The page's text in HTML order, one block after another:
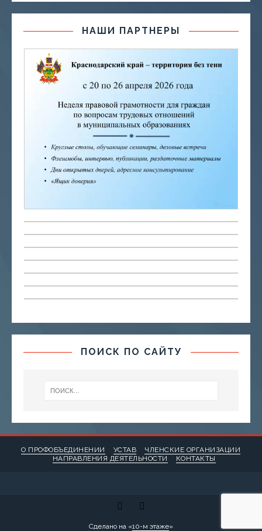
НАШИ ПАРТНЕРЫ
ПОИСК ПО САЙТУ
О ПРОФОБЪЕДИНЕНИИ УСТАВ
ЧЛЕНСКИЕ ОРГАНИЗАЦИИ
НАПРАВЛЕНИЯ ДЕЯТЕЛЬНОСТИ
КОНТАКТЫ
Сделано на «10-м этаже»